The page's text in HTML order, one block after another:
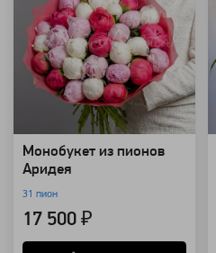
Монобукет из пионов
Аридея
31 пион
17 500 ₽